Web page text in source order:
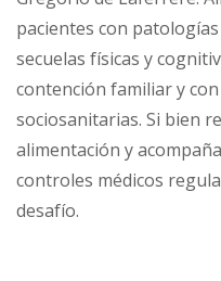
pacientes con
secuelas físicas y
contención familiar y
sociosanitarias. Si bien
alimentación y
controles médicos
desafío.